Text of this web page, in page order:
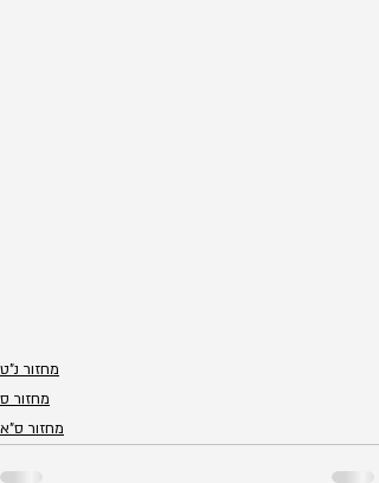
מחזור נ"ט
מחזור ס
מחזור ס"א